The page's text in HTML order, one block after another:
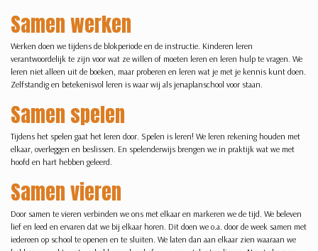
Samen werken
Werken doen we tijdens de blokperiode en de instructie. Kinderen leren
verantwoordelijk te zijn voor wat ze willen of moeten leren en leren hulp te vragen. We
leren niet alleen uit de boeken, maar proberen en leren wat je met je kennis kunt doen.
Zelfstandig en betekenisvol leren is waar wij als jenaplanschool voor staan.
Samen spelen
Tijdens het spelen gaat het leren door. Spelen is leren! We leren rekening houden met
elkaar, overleggen en beslissen. En spelenderwijs brengen we in praktijk wat we met
hoofd en hart hebben geleerd.
Samen vieren
Door samen te vieren verbinden we ons met elkaar en markeren we de tijd. We beleven
lief en leed en ervaren dat we bij elkaar horen. Dit doen we o.a. door de week samen met
iedereen op school te openen en te sluiten. We laten dan aan elkaar zien waaraan we